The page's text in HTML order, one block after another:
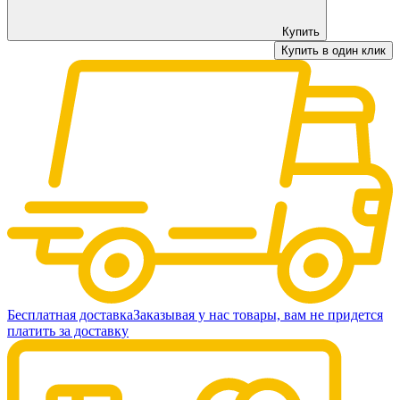
Купить
Купить в один клик
Бесплатная доставкаЗаказывая у нас товары, вам не придется
платить за доставку